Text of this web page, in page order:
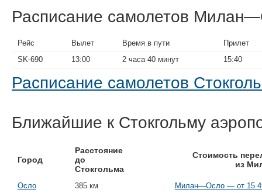
Расписание самолетов
Рейс Вылет Время в пути
Прилет
SK-690
13:00 2 часа 40 минут 15:40
Расписание самолетов
Ближайшие к Стокгольму
Город
Расстояние
до
Стокгольма
Стоимость
из
Осло 385 км
Милан—Осло — от 15